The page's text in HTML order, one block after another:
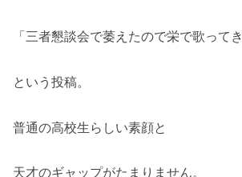
「三者懇談会で萎えたので栄で歌ってき
という投稿。
普通の高校生らしい素顔と
天才のギャップがたまりません。